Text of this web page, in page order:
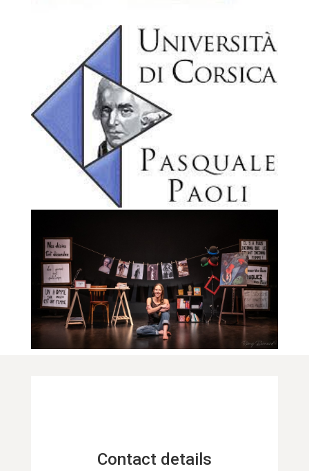
Contact details